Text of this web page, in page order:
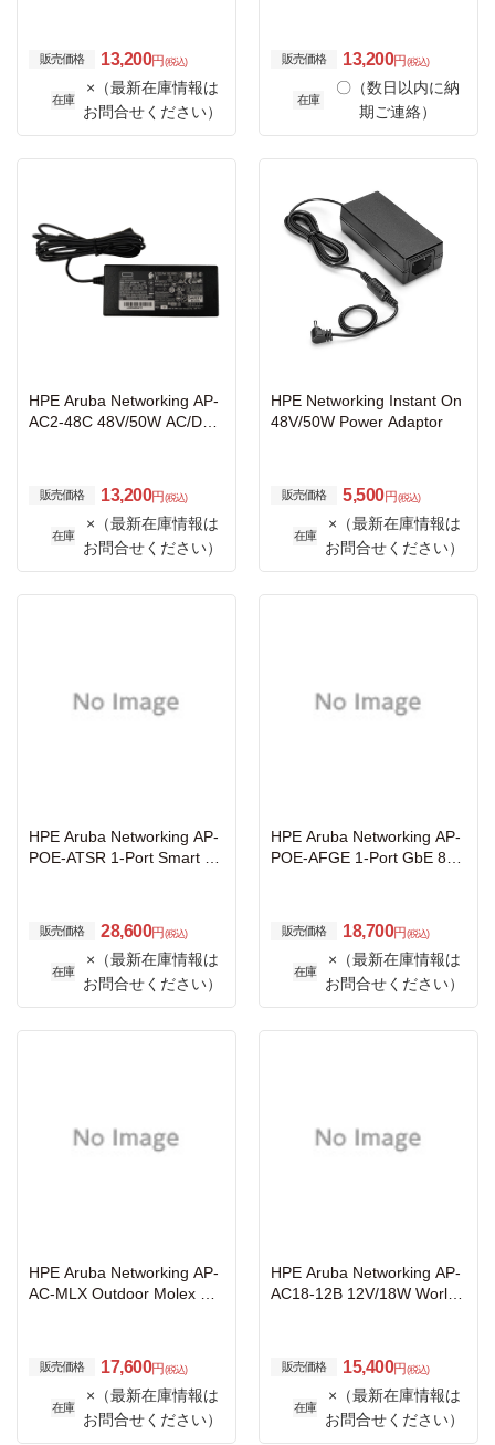
販売価格 13,200円 (税込)
在庫
×（最新在庫情報は
お問合せください）
販売価格 13,200円 (税込)
在庫
〇（数日以内に納
期ご連絡）
HPE Aruba Networking AP-
AC2-48C 48V/50W AC/DC
販売価格 13,200円 (税込)
在庫
×（最新在庫情報は
お問合せください）
HPE Networking Instant On
48V/50W Power Adaptor
販売価格 5,500円 (税込)
在庫
×（最新在庫情報は
お問合せください）
HPE Aruba Networking AP-
POE-ATSR 1-Port Smart Ra
販売価格 28,600円 (税込)
在庫
×（最新在庫情報は
お問合せください）
HPE Aruba Networking AP-
POE-AFGE 1-Port GbE 80
販売価格 18,700円 (税込)
在庫
×（最新在庫情報は
お問合せください）
HPE Aruba Networking AP-
AC-MLX Outdoor Molex AC
販売価格 17,600円 (税込)
在庫
×（最新在庫情報は
お問合せください）
HPE Aruba Networking AP-
AC18-12B 12V/18W World
販売価格 15,400円 (税込)
在庫
×（最新在庫情報は
お問合せください）